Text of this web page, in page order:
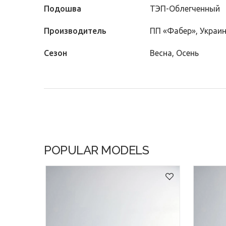
Подошва ТЭП-Облегченный
Производитель ПП «Фабер»,
Сезон Весна, Осень
POPULAR MODELS